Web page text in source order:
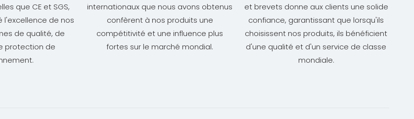
que CE et SGS,
l'excellence de nos
de qualité, de
protection de
internationaux que nous avons obtenus
confèrent à nos produits une
compétitivité et une influence plus
fortes sur le marché mondial.
et brevets donne aux clients une solide
confiance, garantissant que lorsqu'ils
choisissent nos produits, ils bénéficient
d'une qualité et d'un service de classe
mondiale.